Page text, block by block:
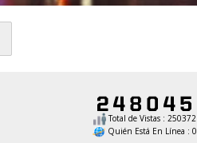
Total de Vistas : 250372
Quién Está En Línea : 0